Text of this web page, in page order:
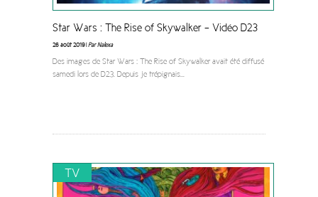
Star Wars : The Rise of Skywalker – Vidéo D23
26 août 2019 |Par Nalexa
Des images de Star Wars : The Rise of Skywalker avait été diffusé
samedi lors de D23. Depuis je trépignais...
TV